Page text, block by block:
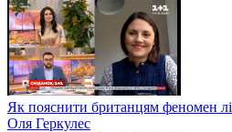
Як пояснити британцям феномен
Оля Геркулес